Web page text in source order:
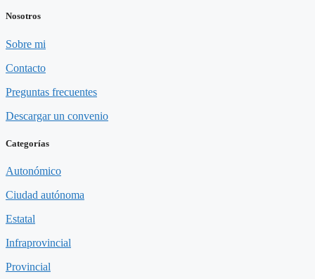
Nosotros
Sobre mi
Contacto
Preguntas frecuentes
Descargar un convenio
Categorías
Autonómico
Ciudad autónoma
Estatal
Infraprovincial
Provincial